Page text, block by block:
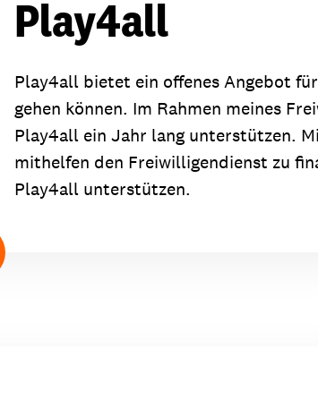
Frieden
Jugend & Konfirmation
Regionale Kontakte
Gemeindematerial
Play4all
Play4all bietet ein offenes Angebot
gehen können. Im Rahmen meines
Play4all ein Jahr lang unterstützen.
mithelfen den Freiwilligendienst zu
Play4all unterstützen.
nach unten scrollen